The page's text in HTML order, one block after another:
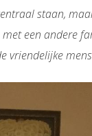
staan,
een andere
vriendelijke